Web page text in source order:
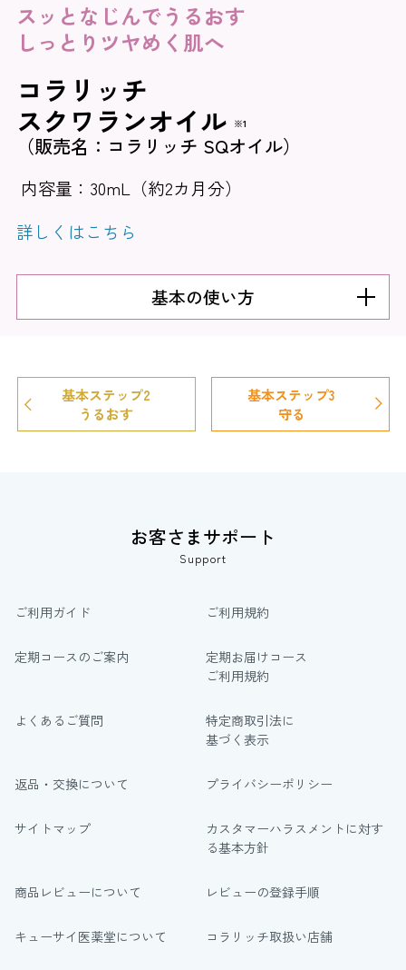
スッとなじんでうるおす
しっとりツヤめく肌へ
コラリッチ
スクワランオイル ※1
（販売名：コラリッチ SQオイル）
内容量：30mL（約2カ月分）
詳しくはこちら
基本の使い方
基本ステップ2
うるおす
基本ステップ3
守る
お客さまサポート
Support
ご利用ガイド ご利用規約
定期コースのご案内
定期お届けコース
ご利用規約
よくあるご質問
特定商取引法に
基づく表示
返品・交換について プライバシーポリシー
サイトマップ
カスタマーハラスメントに対す
る基本方針
商品レビューについて レビューの登録手順
キューサイ医薬堂について コラリッチ取扱い店舗